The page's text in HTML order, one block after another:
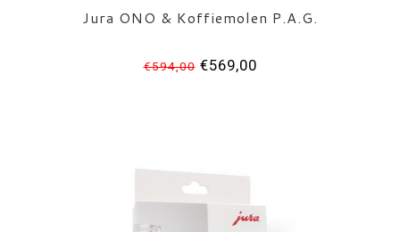
Jura ONO & Koffiemolen P.A.G.
€594,00€569,00